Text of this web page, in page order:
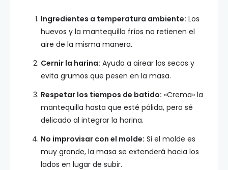
Ingredientes a temperatura ambiente: Los
huevos y la mantequilla fríos no retienen el
aire de la misma manera.
Cernir la harina: Ayuda a airear los secos y
evita grumos que pesen en la masa.
Respetar los tiempos de batido: «Crema» la
mantequilla hasta que esté pálida, pero sé
delicado al integrar la harina.
No improvisar con el molde: Si el molde es
muy grande, la masa se extenderá hacia los
lados en lugar de subir.